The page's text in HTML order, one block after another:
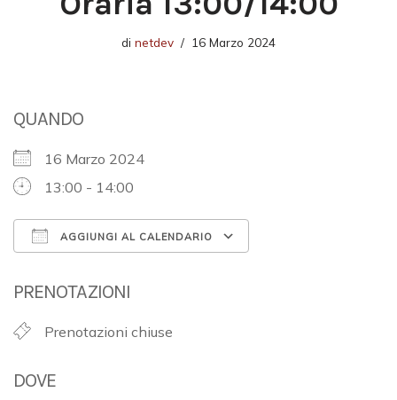
di netdev 16 Marzo 2024
QUANDO
16 Marzo 2024
13:00 - 14:00
AGGIUNGI AL CALENDARIO
PRENOTAZIONI
Prenotazioni chiuse
DOVE